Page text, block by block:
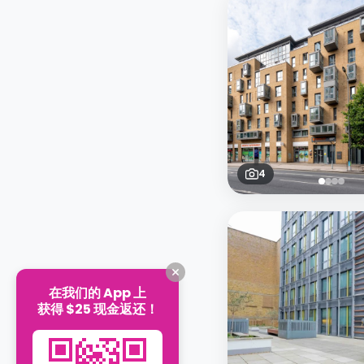
4
在我们的 App 上
获得 $25 现金返还！